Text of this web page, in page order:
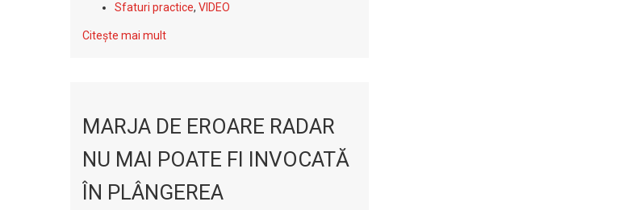
Sfaturi practice, VIDEO
Citește mai mult
MARJA DE EROARE RADAR
NU MAI POATE FI INVOCATĂ
ÎN PLÂNGEREA